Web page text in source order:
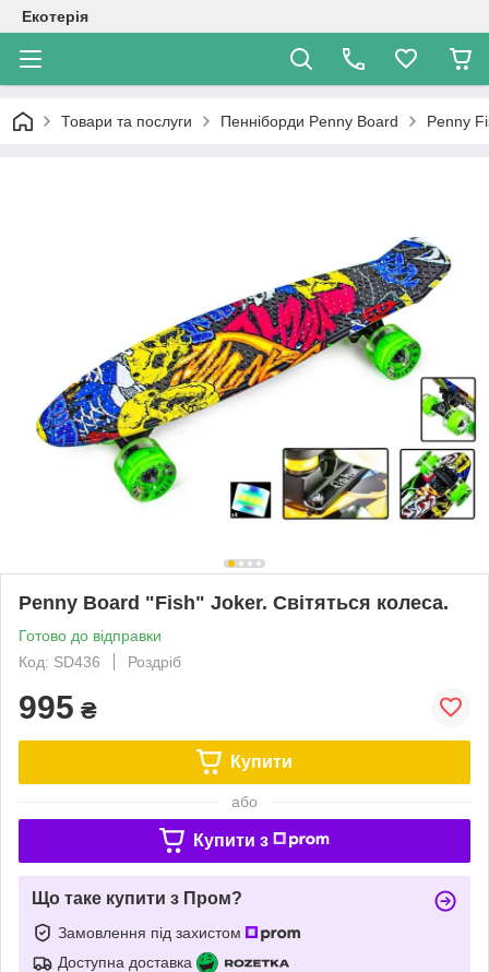
Екотерія
Товари та послуги Пенніборди Penny Board Penny
Penny Board "Fish" Joker. Світяться колеса.
Готово до відправки
Код: SD436
Роздріб
995 ₴
Купити
або
Купити з
Що таке купити з Пром?
Замовлення під захистом
Доступна доставка